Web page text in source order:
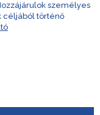
személyes
céljából történő